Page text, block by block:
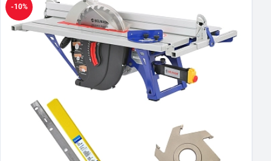
Показать еще
-10%